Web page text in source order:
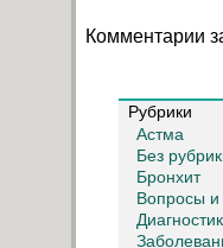
Комментарии
Рубрики
Астма
Без
Бронхит
Вопросы и